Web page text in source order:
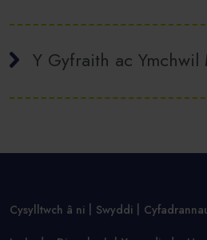
Y Gyfraith ac
Cysylltwch â ni Swyddi